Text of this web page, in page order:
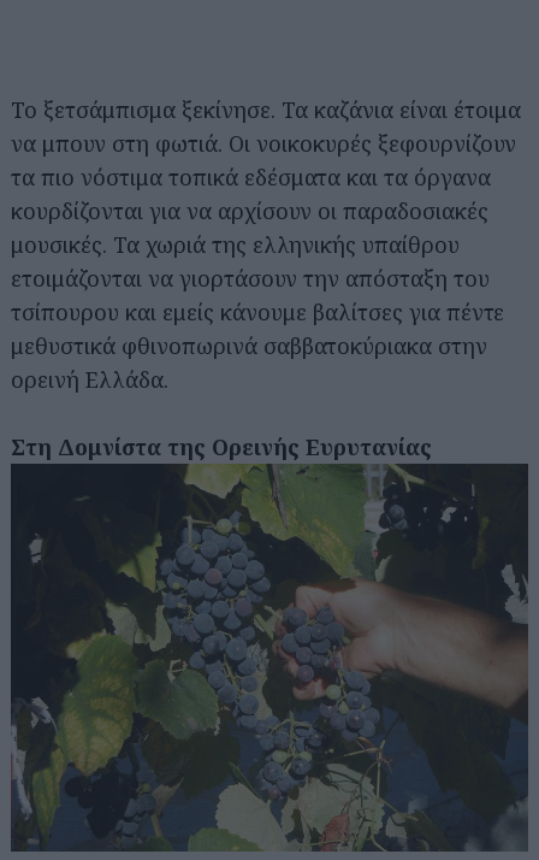
Το ξετσάμπισμα ξεκίνησε. Τα καζάνια είναι έτοιμα
να μπουν στη φωτιά. Οι νοικοκυρές ξεφουρνίζουν
τα πιο νόστιμα τοπικά εδέσματα και τα όργανα
κουρδίζονται για να αρχίσουν οι παραδοσιακές
μουσικές. Τα χωριά της ελληνικής υπαίθρου
ετοιμάζονται να γιορτάσουν την απόσταξη του
τσίπουρου και εμείς κάνουμε βαλίτσες για πέντε
μεθυστικά φθινοπωρινά σαββατοκύριακα στην
ορεινή Ελλάδα.
Στη Δομνίστα της Ορεινής Ευρυτανίας